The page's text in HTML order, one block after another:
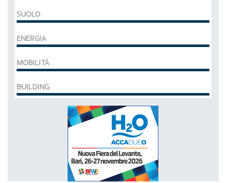
SUOLO
ENERGIA
MOBILITÀ
BUILDING
DAL 07-03-2028 AL 10-03-2028,
ACCADUEO (H20) edizione BOLOGNA
DAL 27-01-2027 AL 30-01-2027,
ACCADUEO (H20) edizione BARI
DAL 26-11-2026 AL 27-11-2026,